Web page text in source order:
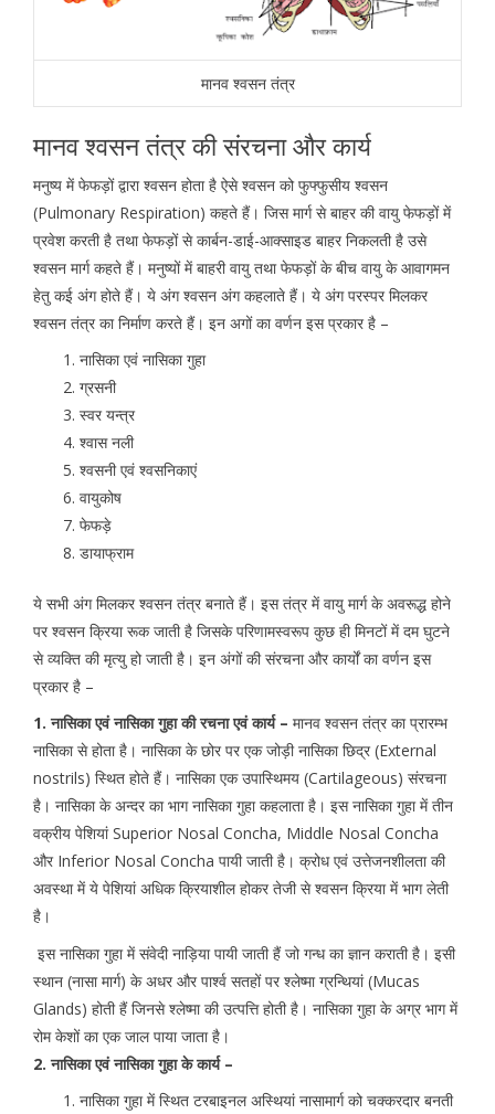
मानव श्वसन तंत्र
मानव श्वसन तंत्र की संरचना और कार्य
मनुष्य में फेफड़ों द्वारा श्वसन होता है ऐसे श्वसन को फुफ्फुसीय श्वसन
(Pulmonary Respiration) कहते हैं। जिस मार्ग से बाहर की वायु फेफड़ों में
प्रवेश करती है तथा फेफड़ों से कार्बन-डाई-आक्साइड बाहर निकलती है उसे
श्वसन मार्ग कहते हैं। मनुष्यों में बाहरी वायु तथा फेफड़ों के बीच वायु के आवागमन
हेतु कई अंग होते हैं। ये अंग श्वसन अंग कहलाते हैं। ये अंग परस्पर मिलकर
श्वसन तंत्र का निर्माण करते हैं। इन अगों का वर्णन इस प्रकार है –
नासिका एवं नासिका गुहा
ग्रसनी
स्वर यन्त्र
श्वास नली
श्वसनी एवं श्वसनिकाएं
वायुकोष
फेफड़े
डायाफ्राम
ये सभी अंग मिलकर श्वसन तंत्र बनाते हैं। इस तंत्र में वायु मार्ग के अवरूद्ध होने
पर श्वसन क्रिया रूक जाती है जिसके परिणामस्वरूप कुछ ही मिनटों में दम घुटने
से व्यक्ति की मृत्यु हो जाती है। इन अंगों की संरचना और कार्यों का वर्णन इस
प्रकार है –
1. नासिका एवं नासिका गुहा की रचना एवं कार्य – मानव श्वसन तंत्र का प्रारम्भ
नासिका से होता है। नासिका के छोर पर एक जोड़ी नासिका छिद्र (External
nostrils) स्थित होते हैं। नासिका एक उपास्थिमय (Cartilageous) संरचना
है। नासिका के अन्दर का भाग नासिका गुहा कहलाता है। इस नासिका गुहा में तीन
वक्रीय पेशियां Superior Nosal Concha, Middle Nosal Concha
और Inferior Nosal Concha पायी जाती है। क्रोध एवं उत्तेजनशीलता की
अवस्था में ये पेशियां अधिक क्रियाशील होकर तेजी से श्वसन क्रिया में भाग लेती
है।
इस नासिका गुहा में संवेदी नाड़िया पायी जाती हैं जो गन्ध का ज्ञान कराती है। इसी
स्थान (नासा मार्ग) के अधर और पार्श्व सतहों पर श्लेष्मा ग्रन्थियां (Mucas
Glands) होती हैं जिनसे श्लेष्मा की उत्पत्ति होती है। नासिका गुहा के अग्र भाग में
रोम केशों का एक जाल पाया जाता है।
2. नासिका एवं नासिका गुहा के कार्य –
नासिका गुहा में स्थित टरबाइनल अस्थियां नासामार्ग को चक्करदार बनती